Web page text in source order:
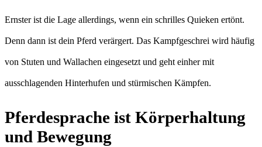
Ernster ist die Lage allerdings, wenn ein schrilles Quieken ertönt.
Denn dann ist dein Pferd verärgert. Das Kampfgeschrei wird häufig
von Stuten und Wallachen eingesetzt und geht einher mit
ausschlagenden Hinterhufen und stürmischen Kämpfen.
Pferdesprache ist Körperhaltung
und Bewegung